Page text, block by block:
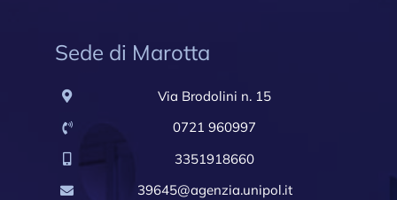
Sede di Marotta
Via Brodolini n. 15
0721 960997
3351918660
39645@agenzia.unipol.it